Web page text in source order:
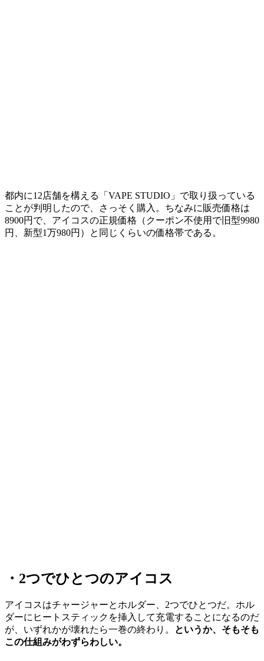
都内に12店舗を構える「VAPE STUDIO」で取り扱っている
ことが判明したので、さっそく購入。ちなみに販売価格は
8900円で、アイコスの正規価格（クーポン不使用で旧型9980
円、新型1万980円）と同じくらいの価格帯である。
・2つでひとつのアイコス
アイコスはチャージャーとホルダー、2つでひとつだ。ホル
ダーにヒートスティックを挿入して充電することになるのだ
が、いずれかが壊れたら一巻の終わり。
というか、そもそも
この仕組みがわずらわしい。